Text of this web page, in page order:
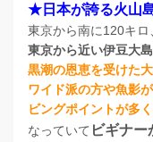
★日本が誇る火山
東京から南に120キロ
東京から近い伊豆大
黒潮の恩恵を受けた
ワイド派の方や魚影
ビングポイントが多く
なっていて ビギナ